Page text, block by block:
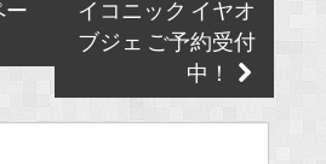
ー
イコニック イヤオ
ブジェ ご予約受付
中！